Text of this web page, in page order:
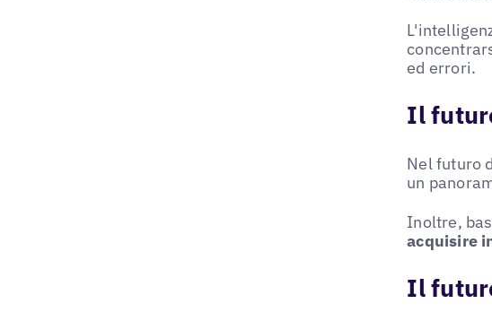
ed errori.
Il
Nel futuro
un
Inoltre,
acquisire
Il